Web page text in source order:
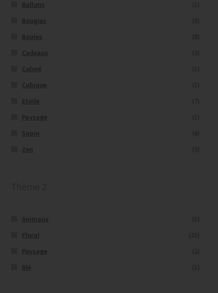
Ballons
(1)
Bougies
(5)
Boules
(8)
Cadeaux
(3)
Coloré
(1)
Cubique
(1)
Etoile
(7)
Paysage
(1)
Sapin
(6)
Zen
(3)
Thème 2
Animaux
(1)
Floral
(21)
Paysage
(2)
Blé
(1)